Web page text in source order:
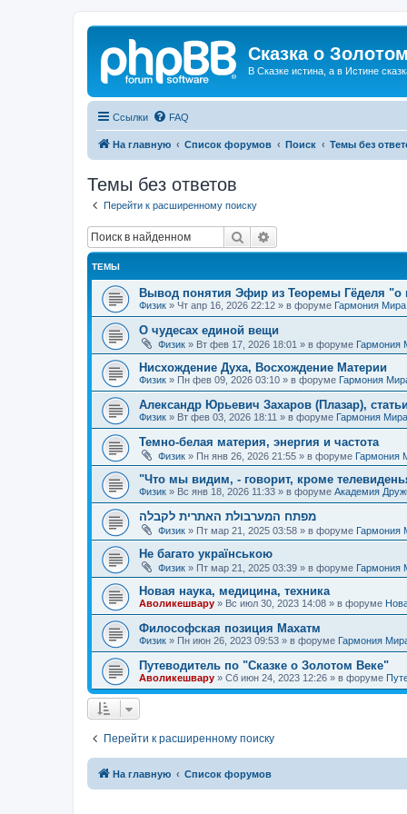
Сказка о
В Сказке истина, а в Истине
Ссылки FAQ
На главную Список форумов Поиск Темы без
Темы без ответов
Перейти к расширенному поиску
Поиск
ТЕМЫ
Вывод понятия Эфир из Теоремы Гёделя "о
Физик » Чт апр 16, 2026 22:12 » в форуме Гармония Мира
О чудесах единой вещи
Физик » Вт фев 17, 2026 18:01 » в форуме Гармония
Нисхождение Духа, Восхождение Материи
Физик » Пн фев 09, 2026 03:10 » в форуме Гармония
Александр Юрьевич Захаров (Плазар), статьи
Физик » Вт фев 03, 2026 18:11 » в форуме Гармония Мира
Темно-белая материя, энергия и частота
Физик » Пн янв 26, 2026 21:55 » в форуме Гармония
"Что мы видим, - говорит, кроме
Физик » Вс янв 18, 2026 11:33 » в форуме Академия
מפתח המערבולת האתרית לקבלה
Физик » Пт мар 21, 2025 03:58 » в форуме Гармония
Не багато українською
Физик » Пт мар 21, 2025 03:39 » в форуме Гармония
Новая наука, медицина, техника
Аволикешвару » Вс июл 30, 2023 14:08 » в форуме
Философская позиция Махатм
Физик » Пн июн 26, 2023 09:53 » в форуме Гармония
Путеводитель по "Сказке о Золотом Веке"
Аволикешвару » Сб июн 24, 2023 12:26 » в форуме
Перейти к расширенному поиску
На главную Список форумов